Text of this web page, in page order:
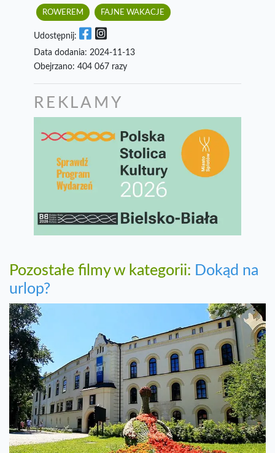
ROWEREM FAJNE WAKACJE
Udostępnij:
Data dodania: 2024-11-13
Obejrzano: 404 067 razy
REKLAMY
Pozostałe filmy w kategorii: Dokąd na
urlop?